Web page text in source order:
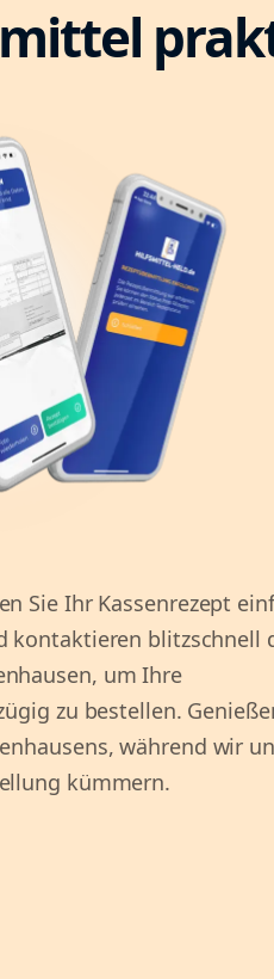
Sie Ihr Kassenrezept
kontaktieren blitzschnell
um Ihre
zu bestellen.
während wir
kümmern.